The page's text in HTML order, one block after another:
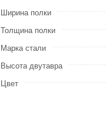
Ширина полки
Толщина полки
Марка стали
Высота двутавра
Цвет